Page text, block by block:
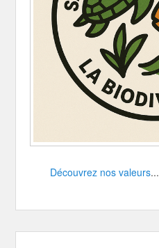
Découvrez nos valeurs...